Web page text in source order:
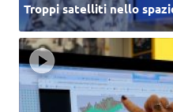
Troppi satelliti nello